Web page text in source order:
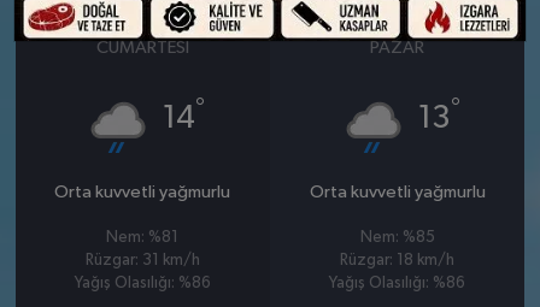
28 MART
CUMARTESI
14°
Orta kuvvetli yağmurlu
Nem: %81
Rüzgar: 31 km/h
Yağış Olasılığı: %86
29 MART
PAZAR
13°
Orta kuvvetli yağmurlu
Nem: %85
Rüzgar: 18 km/h
Yağış Olasılığı: %86